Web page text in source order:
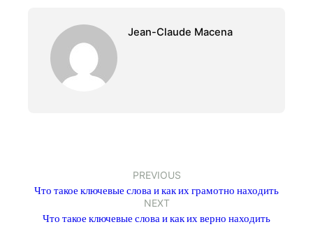
Jean-Claude Macena
PREVIOUS
Что такое ключевые слова и как их грамотно находить
NEXT
Что такое ключевые слова и как их верно находить